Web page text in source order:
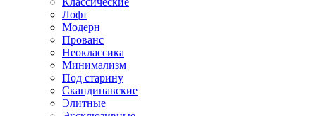
Лофт
Модерн
Прованс
Неоклассика
Минимализм
Под старину
Скандинавские
Элитные